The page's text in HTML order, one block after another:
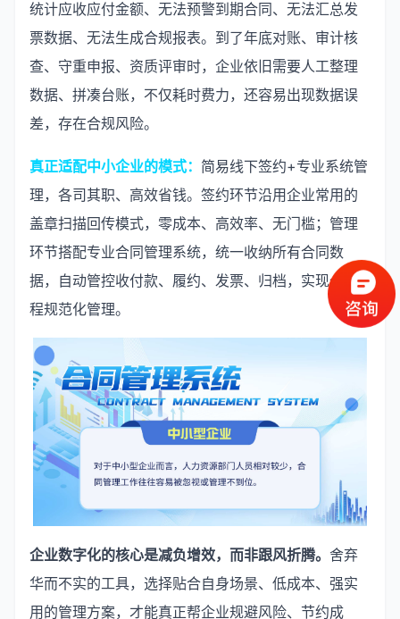
统计应收应付金额、无法预警到期合同、无法汇总发
票数据、无法生成合规报表。到了年底对账、审计核
查、守重申报、资质评审时，企业依旧需要人工整理
数据、拼凑台账，不仅耗时费力，还容易出现数据误
差，存在合规风险。
真正适配中小企业的模式： 简易线下签约+专业系统管
理，各司其职、高效省钱。签约环节沿用企业常用的
盖章扫描回传模式，零成本、高效率、无门槛；管理
环节搭配专业合同管理系统，统一收纳所有合同数
据，自动管控收付款、履约、发票、归档，实现全流
程规范化管理。
企业数字化的核心是减负增效，而非跟风折腾。 舍弃
华而不实的工具，选择贴合自身场景、低成本、强实
用的管理方案，才能真正帮企业规避风险、节约成